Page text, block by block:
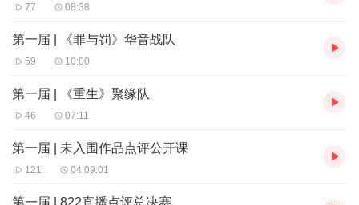
77 08:38
第一届 | 《罪与罚》华音战队
59 10:00
第一届 | 《重生》聚缘队
46 07:11
第一届 | 未入围作品点评公开课
121 04:09:01
第一届 | 822直播点评总决赛